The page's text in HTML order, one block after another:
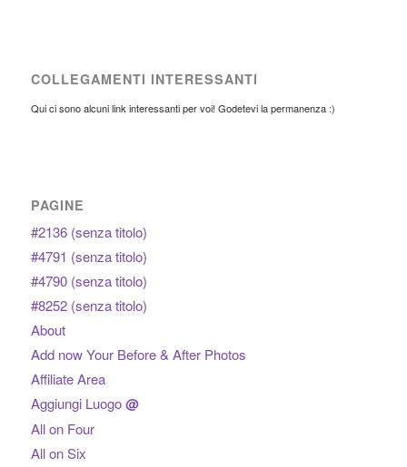
COLLEGAMENTI INTERESSANTI
Qui ci sono alcuni link interessanti per voi! Godetevi la permanenza :)
PAGINE
#2136 (senza titolo)
#4791 (senza titolo)
#4790 (senza titolo)
#8252 (senza titolo)
About
Add now Your Before & After Photos
Affiliate Area
Aggiungi Luogo@
All on Four
All on Six